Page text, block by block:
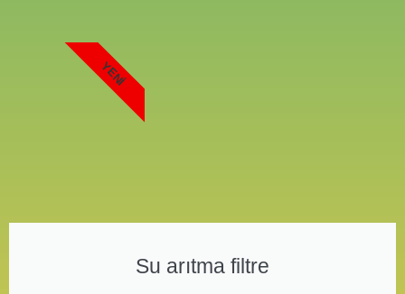
Su arıtma filtre
YENI